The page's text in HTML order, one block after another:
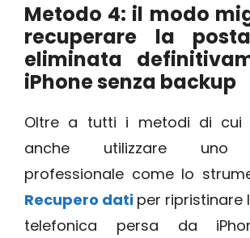
Metodo 4: il modo
recuperare la
eliminata
iPhone senza backup
Oltre a tutti i metodi di cui
anche utilizzare uno
professionale come lo
Recupero dati per ripristinare
telefonica persa da